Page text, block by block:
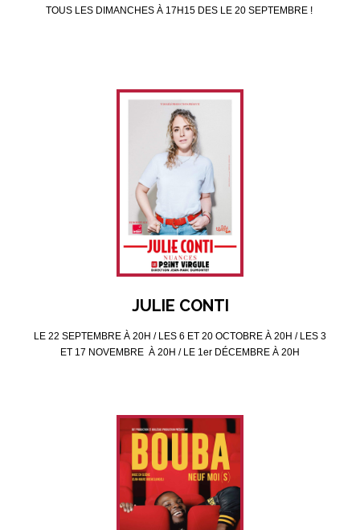
TOUS LES DIMANCHES À 17H15 DES LE 20 SEPTEMBRE !
JULIE CONTI
LE 22 SEPTEMBRE À 20H / LES 6 ET 20 OCTOBRE À 20H / LES 3
ET 17 NOVEMBRE À 20H / LE 1er DÉCEMBRE À 20H